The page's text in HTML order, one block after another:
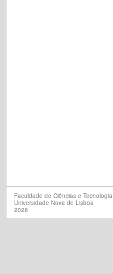
Faculdade de Ciências e Tecnologia
Universidade Nova de Lisboa
2026